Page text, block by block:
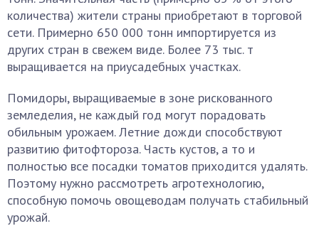
количества) жители страны приобретают в торговой
сети. Примерно 650 000 тонн импортируется из
других стран в свежем виде. Более 73 тыс. т
выращивается на приусадебных участках.
Помидоры, выращиваемые в зоне рискованного
земледелия, не каждый год могут порадовать
обильным урожаем. Летние дожди способствуют
развитию фитофтороза. Часть кустов, а то и
полностью все посадки томатов приходится удалять.
Поэтому нужно рассмотреть агротехнологию,
способную помочь овощеводам получать стабильный
урожай.